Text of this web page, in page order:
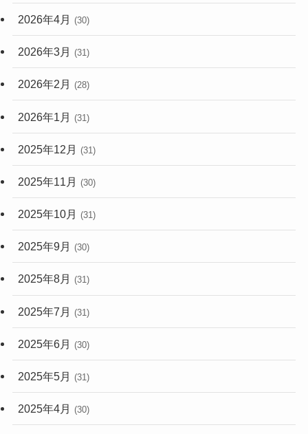
2026年4月 (30)
2026年3月 (31)
2026年2月 (28)
2026年1月 (31)
2025年12月 (31)
2025年11月 (30)
2025年10月 (31)
2025年9月 (30)
2025年8月 (31)
2025年7月 (31)
2025年6月 (30)
2025年5月 (31)
2025年4月 (30)